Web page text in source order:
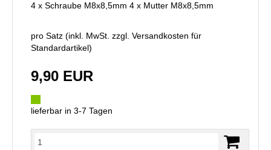
4 x Schraube M8x8,5mm 4 x Mutter M8x8,5mm
pro Satz (inkl. MwSt. zzgl. Versandkosten für
Standardartikel)
9,90 EUR
lieferbar in 3-7 Tagen